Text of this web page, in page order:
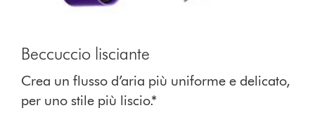
Beccuccio lisciante
Crea un flusso d’aria più uniforme e delicato,
per uno stile più liscio.*